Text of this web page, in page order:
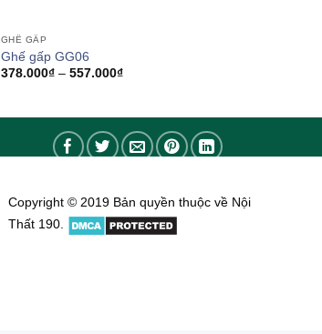
GHẾ GẤP
Ghế gấp GG06
378.000₫ – 557.000₫Khoảng
đến
557.000₫
Copyright © 2019 Bản quyền thuộc về Nội
Thất 190.